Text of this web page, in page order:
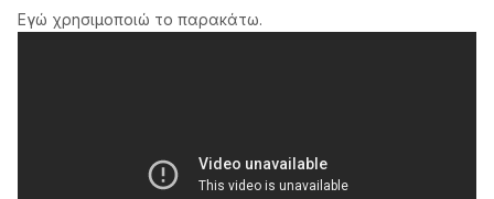
Εγώ χρησιμοποιώ το παρακάτω.